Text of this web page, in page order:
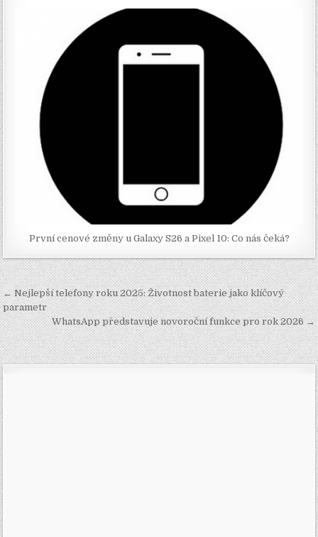
První cenové změny u Galaxy S26 a Pixel 10: Co nás čeká?
Navigace
pro
příspěvek
← Nejlepší telefony roku 2025: Životnost baterie jako klíčový
parametr
WhatsApp představuje novoroční funkce pro rok 2026 →